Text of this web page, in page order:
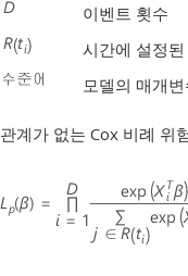
이벤트 횟수
시간에 설정된
모델의 매개
관계가 없는 Cox 비례 위